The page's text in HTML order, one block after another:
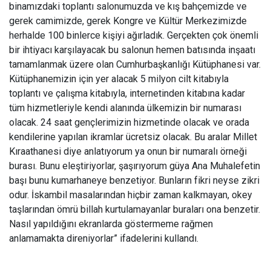
binamızdaki toplantı salonumuzda ve kış bahçemizde ve
gerek camimizde, gerek Kongre ve Kültür Merkezimizde
herhalde 100 binlerce kişiyi ağırladık. Gerçekten çok önemli
bir ihtiyacı karşılayacak bu salonun hemen batısında inşaatı
tamamlanmak üzere olan Cumhurbaşkanlığı Kütüphanesi var.
Kütüphanemizin için yer alacak 5 milyon cilt kitabıyla
toplantı ve çalışma kitabıyla, internetinden kitabına kadar
tüm hizmetleriyle kendi alanında ülkemizin bir numarası
olacak. 24 saat gençlerimizin hizmetinde olacak ve orada
kendilerine yapılan ikramlar ücretsiz olacak. Bu aralar Millet
Kıraathanesi diye anlatıyorum ya onun bir numaralı örneği
burası. Bunu eleştiriyorlar, şaşırıyorum güya Ana Muhalefetin
başı bunu kumarhaneye benzetiyor. Bunların fikri neyse zikri
odur. İskambil masalarından hiçbir zaman kalkmayan, okey
taşlarından ömrü billah kurtulamayanlar buraları ona benzetir.
Nasıl yapıldığını ekranlarda göstermeme rağmen
anlamamakta direniyorlar” ifadelerini kullandı.